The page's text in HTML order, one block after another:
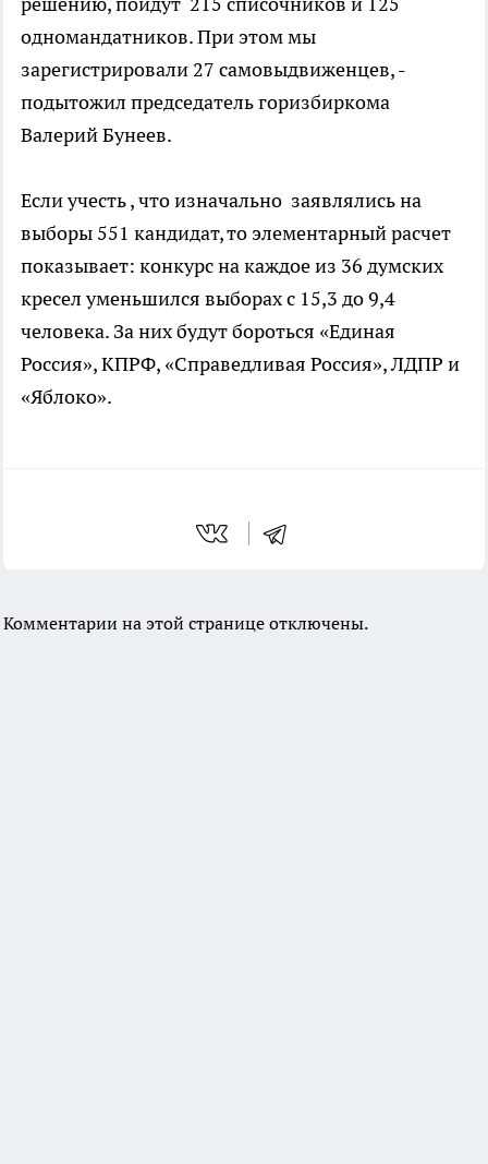
одномандатников. При этом мы
зарегистрировали 27 самовыдвиженцев, -
подытожил председатель горизбиркома
Валерий Бунеев.
Если учесть , что изначально заявлялись на
выборы 551 кандидат, то элементарный расчет
показывает: конкурс на каждое из 36 думских
кресел уменьшился выборах с 15,3 до 9,4
человека. За них будут бороться «Единая
Россия», КПРФ, «Справедливая Россия», ЛДПР и
«Яблоко».
Комментарии на этой странице отключены.